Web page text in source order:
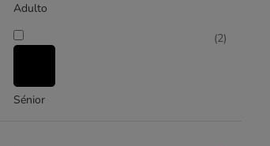
Adulto
Sénior
(2)